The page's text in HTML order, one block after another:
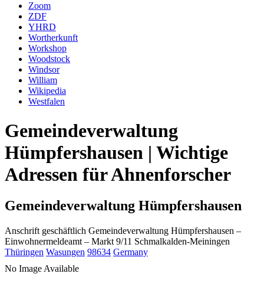
Zoom
ZDF
YHRD
Wortherkunft
Workshop
Woodstock
Windsor
William
Wikipedia
Westfalen
Gemeindeverwaltung
Hümpfershausen | Wichtige
Adressen für Ahnenforscher
Gemeindeverwaltung Hümpfershausen
Anschrift geschäftlich Gemeindeverwaltung Hümpfershausen –
Einwohnermeldeamt – Markt 9/11 Schmalkalden-Meiningen
Thüringen Wasungen 98634 Germany
No Image Available